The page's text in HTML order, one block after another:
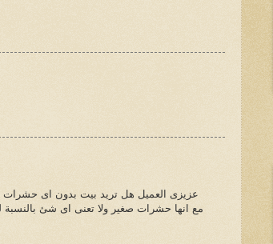
عزيزى العميل هل تريد بيت بدون اى حشرات
مع انها حشرات صغير ولا تعنى اى شئ بالنسبة